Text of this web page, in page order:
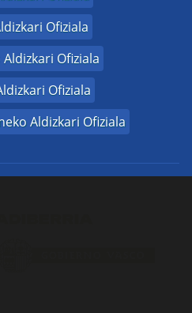
Ofiziala
Ofiziala
Ofiziala
Aldizkari Ofiziala